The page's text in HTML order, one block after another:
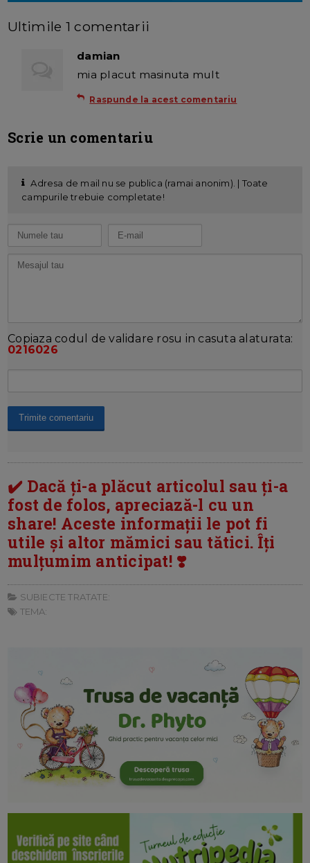
Ultimile 1 comentarii
damian
mia placut masinuta mult
Raspunde la acest comentariu
Scrie un comentariu
Adresa de mail nu se publica (ramai anonim). | Toate
campurile trebuie completate!
Copiaza codul de validare rosu in casuta alaturata:
0216026
✔️ Dacă ți-a plăcut articolul sau ți-a
fost de folos, apreciază-l cu un
share! Aceste informații le pot fi
utile și altor mămici sau tătici. Îți
mulțumim anticipat! ❣️
SUBIECTE TRATATE:
TEMA: